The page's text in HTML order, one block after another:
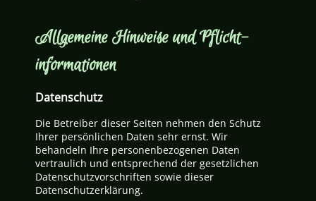
Allgemeine Hinweise und Pflicht­
informationen
Datenschutz
Die Betreiber dieser Seiten nehmen den Schutz
Ihrer persönlichen Daten sehr ernst. Wir
behandeln Ihre personenbezogenen Daten
vertraulich und entsprechend der gesetzlichen
Datenschutzvorschriften sowie dieser
Datenschutzerklärung.